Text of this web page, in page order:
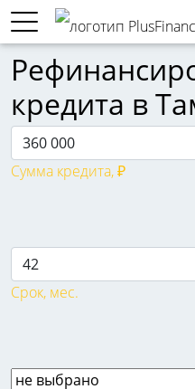
кредита в
Сумма кредита, ₽
Срок, мес.